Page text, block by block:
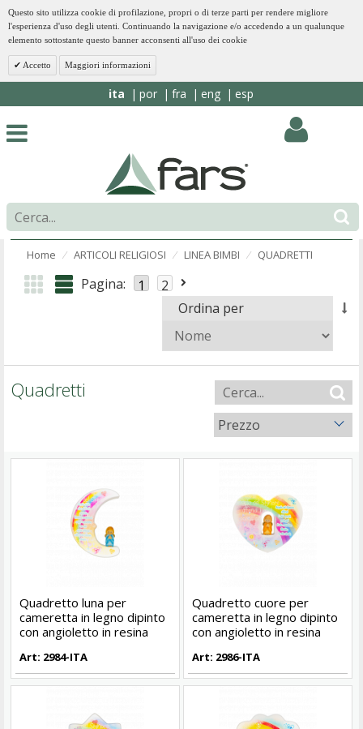
Questo sito utilizza cookie di profilazione, propri o di terze parti per rendere migliore
l'esperienza d'uso degli utenti. Continuando la navigazione e/o accedendo a un qualunque
elemento sottostante questo banner acconsenti all'uso dei cookie
Accetto Maggiori informazioni
ita por fra eng esp
Home ⁄ ARTICOLI RELIGIOSI ⁄ LINEA BIMBI ⁄ QUADRETTI
Pagina: 1
2
Ordina per
Quadretti
Prezzo
Quadretto luna per
cameretta in legno dipinto
con angioletto in resina
Art: 2984-ITA
Quadretto cuore per
cameretta in legno dipinto
con angioletto in resina
Art: 2986-ITA